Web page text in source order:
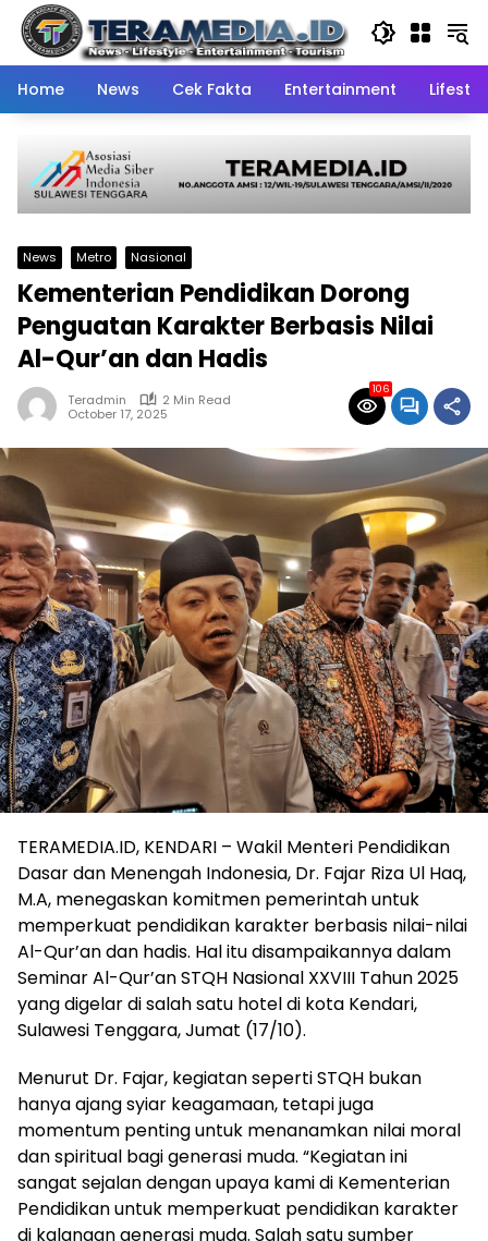
Skip
content
Home
News Cek Fakta Entertainment
News Metro Nasional
Kementerian Pendidikan Dorong
Penguatan Karakter Berbasis Nilai
Al-Qur’an dan Hadis
Teradmin
2 Min Read
October 17, 2025
106
TERAMEDIA.ID, KENDARI – Wakil Menteri Pendidikan
Dasar dan Menengah Indonesia, Dr. Fajar Riza Ul Haq,
M.A, menegaskan komitmen pemerintah untuk
memperkuat pendidikan karakter berbasis nilai-nilai
Al-Qur’an dan hadis. Hal itu disampaikannya dalam
Seminar Al-Qur’an STQH Nasional XXVIII Tahun 2025
yang digelar di salah satu hotel di kota Kendari,
Sulawesi Tenggara, Jumat (17/10).
Menurut Dr. Fajar, kegiatan seperti STQH bukan
hanya ajang syiar keagamaan, tetapi juga
momentum penting untuk menanamkan nilai moral
dan spiritual bagi generasi muda. “Kegiatan ini
sangat sejalan dengan upaya kami di Kementerian
Pendidikan untuk memperkuat pendidikan karakter
di kalangan generasi muda. Salah satu sumber